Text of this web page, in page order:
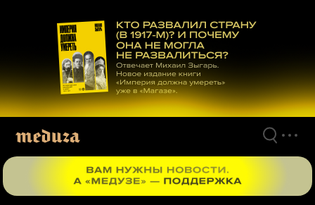
материалам